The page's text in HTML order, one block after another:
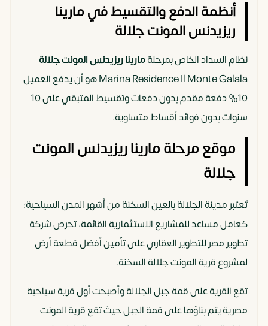
أنظمة الدفع والتقسيط في مارينا
ريزيدنس المونت جلالة
نظام السداد الخاص بمرحلةمارينا ريزيدنس المونت جلالة
Marina Residence Il Monte Galala هو أن يدفع العميل
10% دفعة مقدم بدون دفعات وتقسيط المتبقي على 10
سنوات بدون فوائد أقساط متساوية.
موقع مرحلة مارينا ريزيدنس المونت
جلالة
تُعتبر مدينة الجلالة بالعين السخنة من أشهر المدن السياحية؛
كعامل مساعد للمشاريع الاستثمارية القائمة، تحرص شركة
تطوير مصر للتطوير العقاري على تأمين أفضل قطعة أرض
لمشروع قرية المونت جلالة السخنة.
تقع القرية على قمة جبل الجلالة وأصبحت أول قرية سياحية
مصرية يتم بناؤها على قمة الجبل حيث تقع قرية المونت